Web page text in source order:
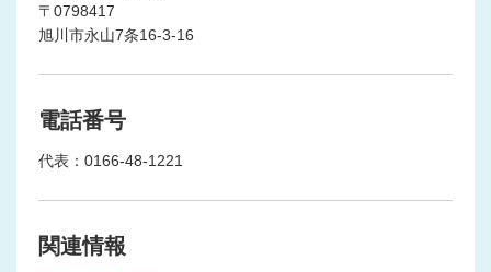
〒0798417
旭川市永山7条16-3-16
電話番号
代表：0166-48-1221
関連情報